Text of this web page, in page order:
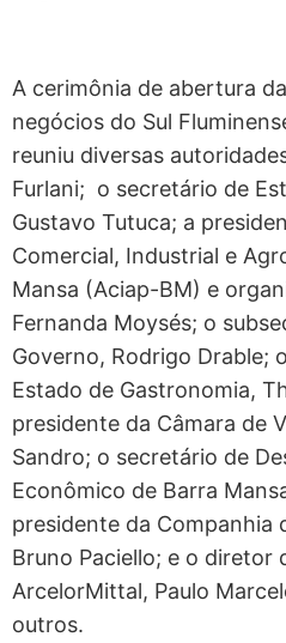
A cerimônia de abertura
negócios do Sul
reuniu diversas
Furlani; o secretário de
Gustavo Tutuca; a
Comercial, Industrial e
Mansa (Aciap-BM) e
Fernanda Moysés; o
Governo, Rodrigo Drable;
Estado de Gastronomia,
presidente da Câmara de
Sandro; o secretário de
Econômico de Barra
presidente da Companhia
Bruno Paciello; e o diretor
ArcelorMittal, Paulo
outros.